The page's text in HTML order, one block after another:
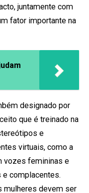
juntamente com
fator importante na
designado por
que é treinado na
e
virtuais, como a
vozes femininas e
e complacentes.
mulheres devem ser